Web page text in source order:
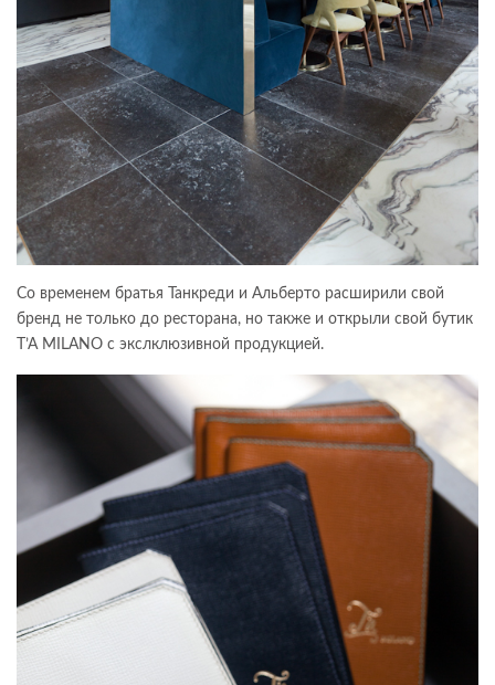
Со временем братья Танкреди и Альберто расширили свой
бренд не только до ресторана, но также и открыли свой бутик
T’A MILANO с экслклюзивной продукцией.